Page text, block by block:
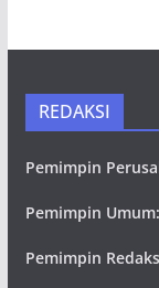
REDAKSI
Pemimpin
Pemimpin Umum:
Pemimpin